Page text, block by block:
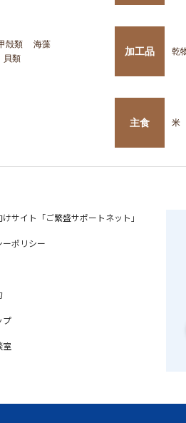
殻類
海藻
貝類
加工品 乾
主食 米
サイト「ご繁盛サポートネット」
ーポリシー
プ
室